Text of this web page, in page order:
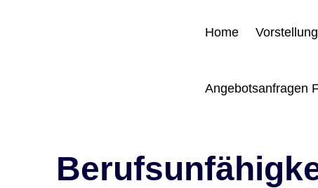
Home Vorstellung
Angebotsanfragen